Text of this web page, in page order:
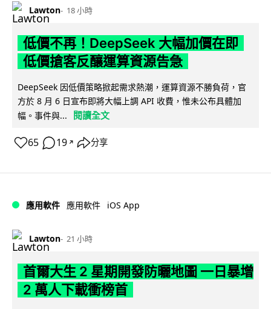
Lawton 18 小時
低價不再！DeepSeek 大幅加價在即
低價搶客反釀運算資源告急
DeepSeek 因低價策略掀起需求熱潮，運算資源不勝負荷，官
方於 8 月 6 日宣布即將大幅上調 API 收費，惟未公布具體加
幅。事件與...
閱讀全文
65 19 ↗ 分享
應用軟件 應用軟件 iOS App
Lawton 21 小時
首爾大生 2 星期開發防曬地圖 一日暴增
2 萬人下載衝榜首